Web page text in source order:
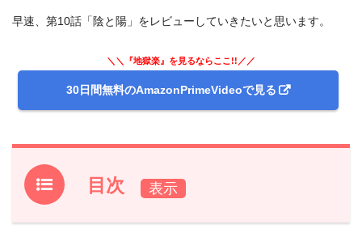
早速、第10話「陰と陽」をレビューしていきたいと思います。
＼＼『地獄楽』を見るならここ!!／／
30日間無料のAmazonPrimeVideoで見る
目次
1.アニメ『地獄楽』前回第9話のあらすじと振り返り